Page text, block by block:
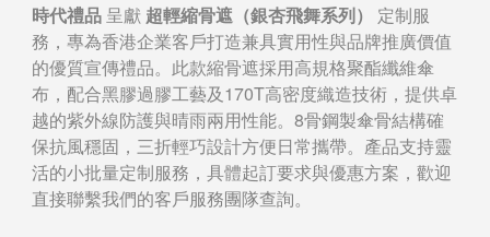
時代禮品呈獻 超輕縮骨遮（銀杏飛舞系列）
定制服
務，專為香港企業客戶打造兼具實用性與品牌推廣價值
的優質宣傳禮品。此款縮骨遮採用高規格聚酯纖維傘
布，配合黑膠過膠工藝及170T高密度織造技術，提供卓
越的紫外線防護與晴雨兩用性能。8骨鋼製傘骨結構確
保抗風穩固，三折輕巧設計方便日常攜帶。產品支持靈
活的小批量定制服務，具體起訂要求與優惠方案，歡迎
直接聯繫我們的客戶服務團隊查詢。